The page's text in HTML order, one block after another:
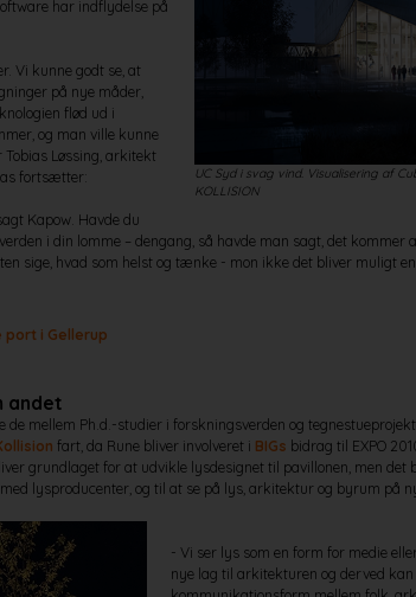
UC Syd i svag vind. Visualisering af
KOLLISION
har indflydelse på
Vi kunne godt se, at
på nye måder,
flød ud i
og man ville kunne
Løssing, arkitekt
fortsætter:
Kapow. Havde du
i din lomme – dengang, så havde man sagt, det kommer
sige, hvad som helst og tænke - mon ikke det bliver muligt
port i Gellerup
andet
de mellem Ph.d.-studier i forskningsverden og
fart, da Rune bliver involveret i BIGs bidrag til EXPO
grundlaget for at udvikle lysdesignet til pavillonen, men det
lysproducenter, og til at se på lys, arkitektur og byrum på
- Vi ser lys som en form for medie
nye lag til arkitekturen og derved kan